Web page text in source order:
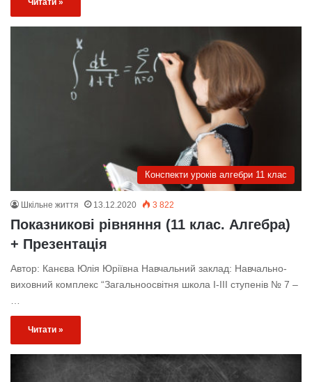
Читати »
Конспекти уроків алгебри 11 клас
Шкільне життя 13.12.2020 3 822
Показникові рівняння (11 клас. Алгебра)
+ Презентація
Автор: Канєва Юлія Юріївна Навчальний заклад: Навчально-
виховний комплекс “Загальноосвітня школа І-ІІІ ступенів № 7 –
Читати »